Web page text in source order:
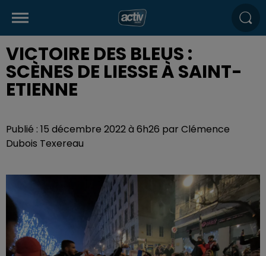
VICTOIRE DES BLEUS :
SCÈNES DE LIESSE À SAINT-
ETIENNE
Publié : 15 décembre 2022 à 6h26 par Clémence
Dubois Texereau